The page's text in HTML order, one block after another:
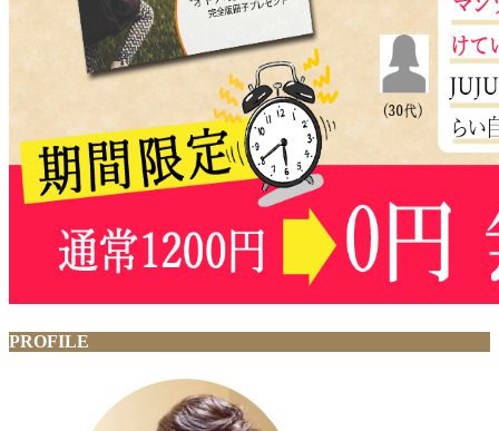
PROFILE